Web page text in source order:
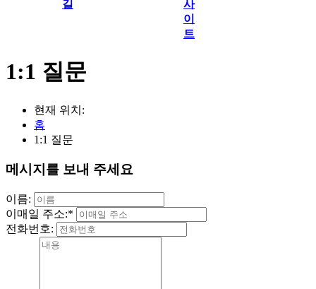
길
사
이
트
1:1 질문
현재 위치:
홈
1:1 질문
메시지를 보내 주세요
이름:
이매일 주소:*
전화번호: